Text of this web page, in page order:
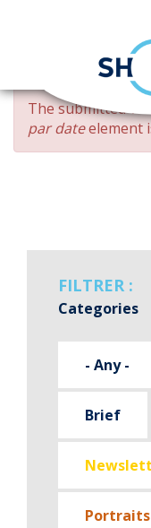
Skip
main
content
ERROR
MESSAGE
The submitted
par dateelement
FILTRER :
Categories
- Any -
Brief
Portraits